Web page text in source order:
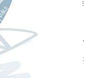
报告。10月2日，两会
词。
共和国政务院授予我“
奖时，亲自把奖章挂